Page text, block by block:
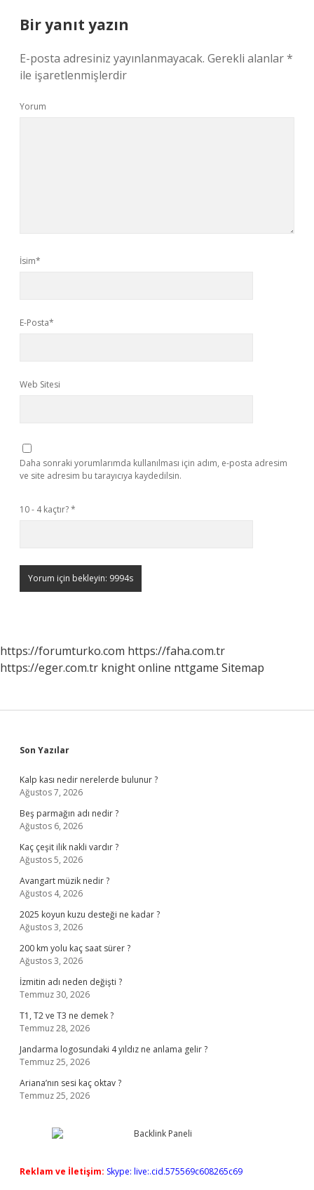
Bir yanıt yazın
E-posta adresiniz yayınlanmayacak. Gerekli alanlar*
ile işaretlenmişlerdir
Yorum
İsim*
E-Posta*
Web Sitesi
Daha sonraki yorumlarımda kullanılması için adım, e-posta adresim
ve site adresim bu tarayıcıya kaydedilsin.
10 - 4 kaçtır?*
https://forumturko.com https://faha.com.tr
https://eger.com.tr knight online nttgame Sitemap
Sidebar
Son Yazılar
Kalp kası nedir nerelerde bulunur ?
Ağustos 7, 2026
Beş parmağın adı nedir ?
Ağustos 6, 2026
Kaç çeşit ilik nakli vardır ?
Ağustos 5, 2026
Avangart müzik nedir ?
Ağustos 4, 2026
2025 koyun kuzu desteği ne kadar ?
Ağustos 3, 2026
200 km yolu kaç saat sürer ?
Ağustos 3, 2026
İzmitin adı neden değişti ?
Temmuz 30, 2026
T1, T2 ve T3 ne demek ?
Temmuz 28, 2026
Jandarma logosundaki 4 yıldız ne anlama gelir ?
Temmuz 25, 2026
Ariana’nın sesi kaç oktav ?
Temmuz 25, 2026
Reklam ve İletişim: Skype: live:.cid.575569c608265c69